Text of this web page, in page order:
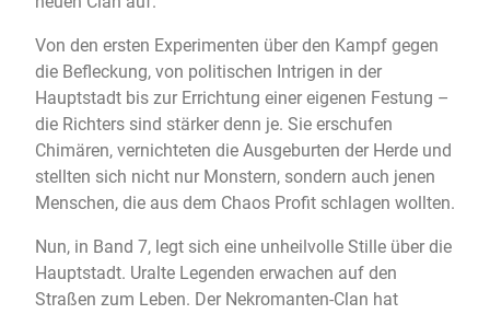
Von den ersten Experimenten über den Kampf gegen
die Befleckung, von politischen Intrigen in der
Hauptstadt bis zur Errichtung einer eigenen Festung –
die Richters sind stärker denn je. Sie erschufen
Chimären, vernichteten die Ausgeburten der Herde und
stellten sich nicht nur Monstern, sondern auch jenen
Menschen, die aus dem Chaos Profit schlagen wollten.
Nun, in Band 7, legt sich eine unheilvolle Stille über die
Hauptstadt. Uralte Legenden erwachen auf den
Straßen zum Leben. Der Nekromanten-Clan hat